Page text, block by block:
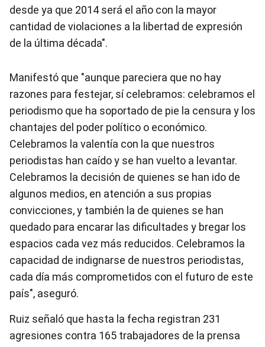
desde ya que 2014 será el año con la mayor
cantidad de violaciones a la libertad de expresión
de la última década".
Manifestó que "aunque pareciera que no hay
razones para festejar, sí celebramos: celebramos el
periodismo que ha soportado de pie la censura y los
chantajes del poder político o económico.
Celebramos la valentía con la que nuestros
periodistas han caído y se han vuelto a levantar.
Celebramos la decisión de quienes se han ido de
algunos medios, en atención a sus propias
convicciones, y también la de quienes se han
quedado para encarar las dificultades y bregar los
espacios cada vez más reducidos. Celebramos la
capacidad de indignarse de nuestros periodistas,
cada día más comprometidos con el futuro de este
país", aseguró.
Ruiz señaló que hasta la fecha registran 231
agresiones contra 165 trabajadores de la prensa